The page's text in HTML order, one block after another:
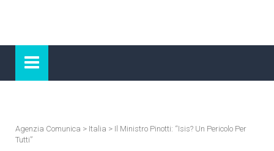
Agenzia Comunica > Italia > Il Ministro Pinotti: “Isis? Un Pericolo Per
Tutti”